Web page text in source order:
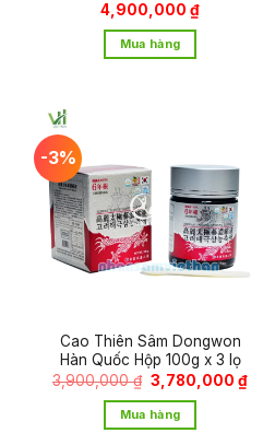
Được xếp
hạng4.67
4,900,000 ₫
Mua hàng
-3%
Cao Thiên Sâm Dongwon
Hàn Quốc Hộp 100g x 3 lọ
3,900,000₫ Giá
gốc
là:
3,900,000 ₫.
3,780,000₫Giá
Mua hàng